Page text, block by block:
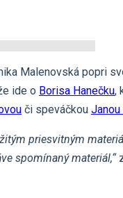
Malenovská popri
ide o Borisa Hanečku,
či speváčkou Janou
priesvitným
spomínaný materiál,“